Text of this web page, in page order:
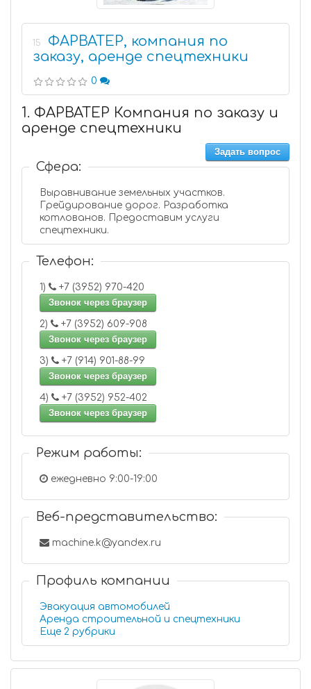
15
ФАРВАТЕР, компания по
заказу, аренде спецтехники
0
1. ФАРВАТЕР Компания по заказу и
аренде спецтехники
Задать вопрос
Сфера:
Выравнивание земельных участков.
Грейдирование дорог. Разработка
котлованов. Предоставим услуги
спецтехники.
Телефон:
1)
+7 (3952) 970-420
Звонок через браузер
2)
+7 (3952) 609-908
Звонок через браузер
3)
+7 (914) 901-88-99
Звонок через браузер
4)
+7 (3952) 952-402
Звонок через браузер
Режим работы:
ежедневно 9:00-19:00
Веб-представительство:
machine.k@yandex.ru
Профиль компании
Эвакуация автомобилей
Аренда строительной и спецтехники
Еще 2 рубрики